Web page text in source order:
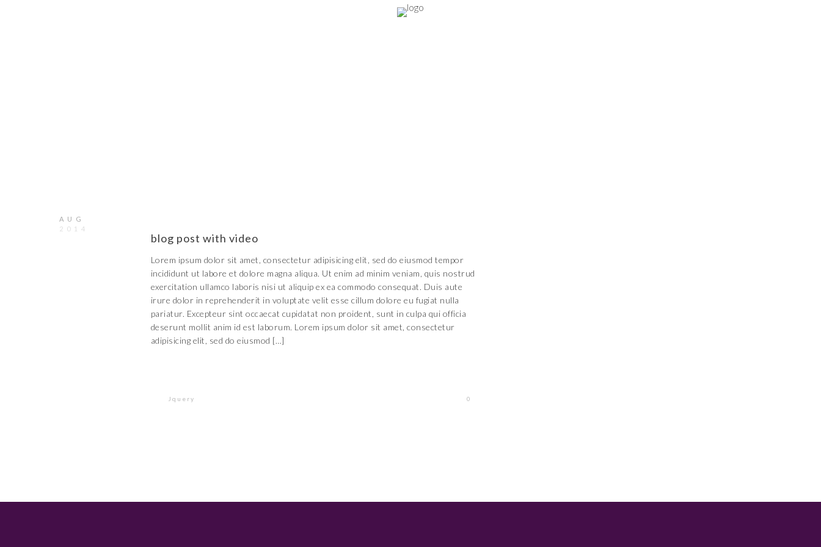
AUG
2014
blog post with video
Lorem ipsum dolor sit amet, consectetur adipisicing elit, sed do eiusmod tempor
incididunt ut labore et dolore magna aliqua. Ut enim ad minim veniam, quis nostrud
exercitation ullamco laboris nisi ut aliquip ex ea commodo consequat. Duis aute
irure dolor in reprehenderit in voluptate velit esse cillum dolore eu fugiat nulla
pariatur. Excepteur sint occaecat cupidatat non proident, sunt in culpa qui officia
deserunt mollit anim id est laborum. Lorem ipsum dolor sit amet, consectetur
adipisicing elit, sed do eiusmod […]
Jquery 0